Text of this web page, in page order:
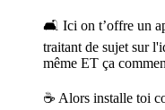
🛋️ Ici on t’offre un
traitant de sujet sur
même ET ça
☕ Alors installe toi